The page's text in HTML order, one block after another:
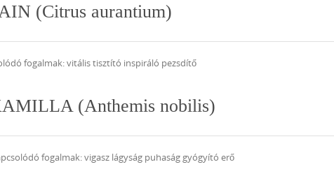
(Citrus aurantium)
fogalmak: vitális tisztító inspiráló pezsdítő
(Anthemis nobilis)
fogalmak: vigasz lágyság puhaság gyógyító erő